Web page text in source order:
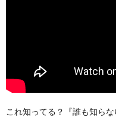
これ知ってる？『誰も知ら